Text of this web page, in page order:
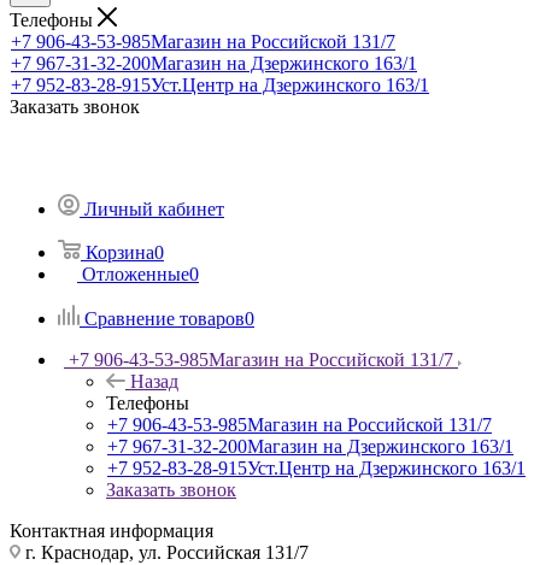
Телефоны
+7 906-43-53-985Магазин на Российской 131/7
+7 967-31-32-200Магазин на Дзержинского 163/1
+7 952-83-28-915Уст.Центр на Дзержинского 163/1
Заказать звонок
Личный кабинет
Корзина0
Отложенные0
Сравнение товаров0
+7 906-43-53-985Магазин на Российской 131/7
Назад
Телефоны
+7 906-43-53-985Магазин на Российской 131/7
+7 967-31-32-200Магазин на Дзержинского 163/1
+7 952-83-28-915Уст.Центр на Дзержинского 163/1
Заказать звонок
Контактная информация
г. Краснодар, ул. Российская 131/7